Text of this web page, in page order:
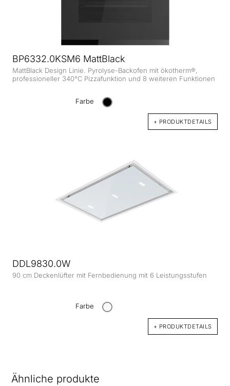
BP6332.0KSM6 MattBlack
MattBlack Design Linie. Pyrolyse-Backofen mit ökotherm®,
professioneller 340°C Pizzafunktion und 8 weiteren Funktionen
Farbe
+ PRODUKTDETAILS
DDL9830.0W
90 cm Deckenlüfter mit Fernbedienung mit 6 Leistungsstufen
Farbe
+ PRODUKTDETAILS
Ähnliche produkte